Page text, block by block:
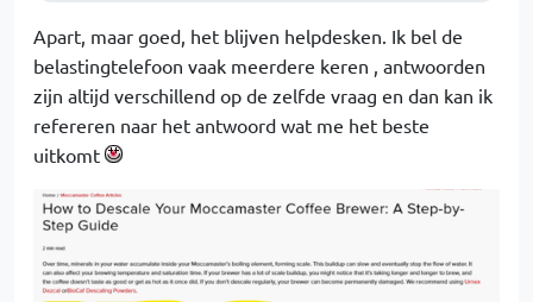
Apart, maar goed, het blijven helpdesken. Ik bel de
belastingtelefoon vaak meerdere keren , antwoorden
zijn altijd verschillend op de zelfde vraag en dan kan ik
refereren naar het antwoord wat me het beste
uitkomt